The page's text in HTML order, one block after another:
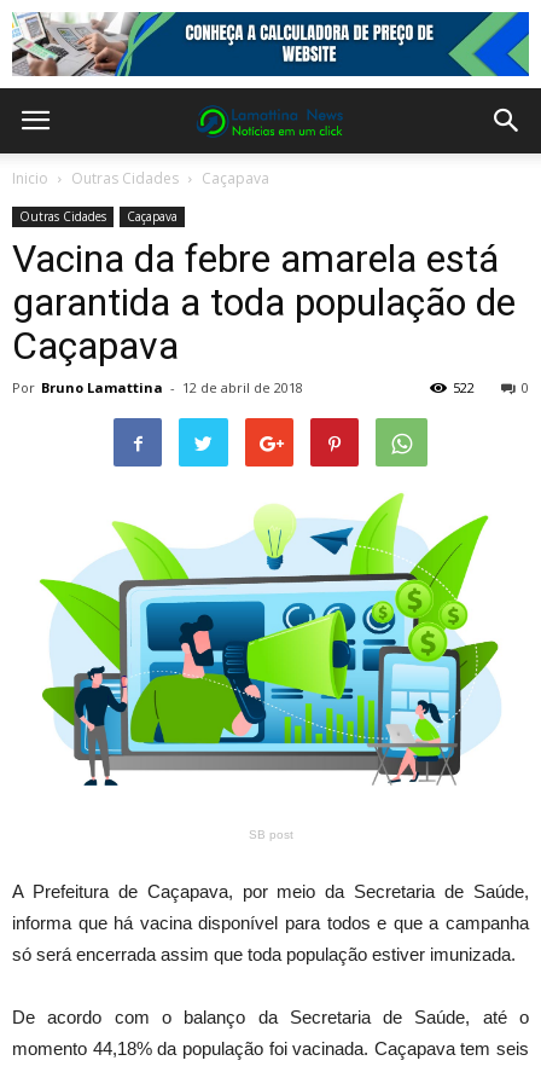
Inicio Outras Cidades Caçapava
Outras Cidades Caçapava
Vacina da febre amarela está
garantida a toda população de
Caçapava
Por Bruno Lamattina - 12 de abril de 2018 0
522
SB post
A Prefeitura de Caçapava, por meio da Secretaria de Saúde,
informa que há vacina disponível para todos e que a campanha
só será encerrada assim que toda população estiver imunizada.
De acordo com o balanço da Secretaria de Saúde, até o
momento 44,18% da população foi vacinada. Caçapava tem seis